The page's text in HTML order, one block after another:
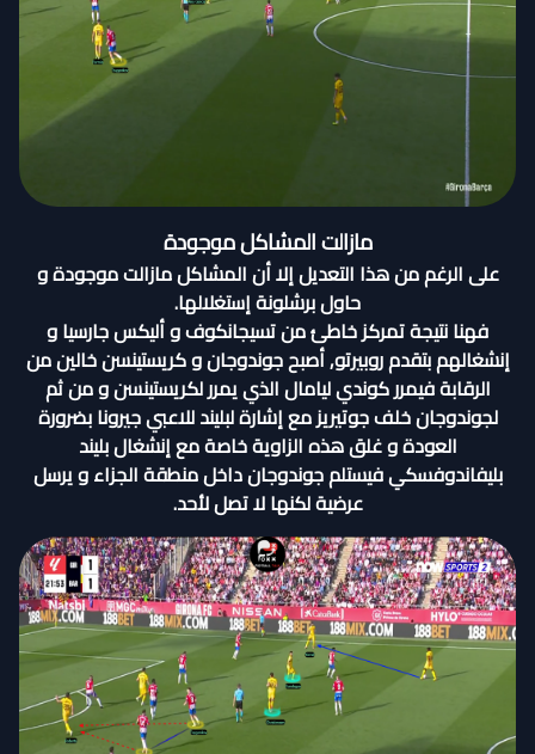
مازالت المشاكل موجودة
على الرغم من هذا التعديل إلا أن المشاكل مازالت موجودة و
حاول برشلونة إستغلالها.
فهنا نتيجة تمركز خاطئ من تسيجانكوف و أليكس جارسيا و
إنشغالهم بتقدم روبيرتو, أصبح جوندوجان و كريستينسن خالين من
الرقابة فيمرر كوندي ليامال الذي يمرر لكريستينسن و من ثم
لجوندوجان خلف جوتيريز مع إشارة لبليند للاعبي جيرونا بضرورة
العودة و غلق هذه الزاوية خاصة مع إنشغال بليند
بليفاندوفسكي فيستلم جوندوجان داخل منطقة الجزاء و يرسل
عرضية لكنها لا تصل لأحد.